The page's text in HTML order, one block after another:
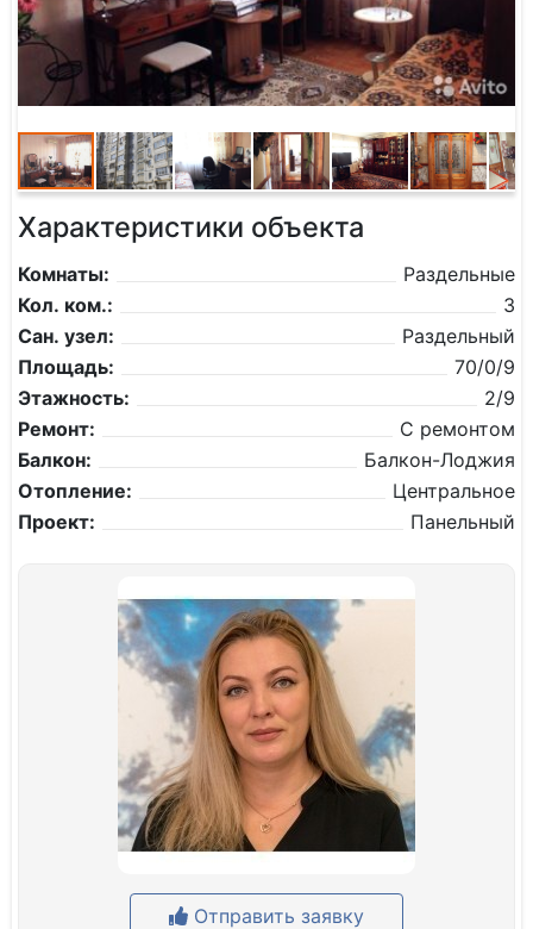
Характеристики объекта
Комнаты:
Раздельные
Кол. ком.:
3
Сан. узел:
Раздельный
Площадь:
70/0/9
Этажность:
2/9
Ремонт:
С ремонтом
Балкон:
Балкон-Лоджия
Отопление:
Центральное
Проект:
Панельный
Отправить заявку